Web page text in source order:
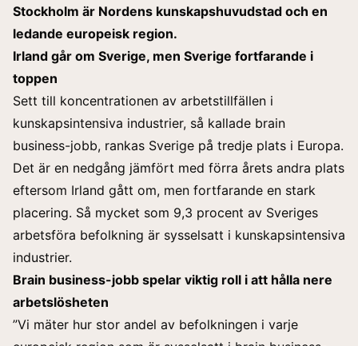
Stockholm är Nordens kunskapshuvudstad och en
ledande europeisk region.
Irland går om Sverige, men Sverige fortfarande i
toppen
Sett till koncentrationen av arbetstillfällen i
kunskapsintensiva industrier, så kallade brain
business-jobb, rankas Sverige på tredje plats i Europa.
Det är en nedgång jämfört med förra årets andra plats
eftersom Irland gått om, men fortfarande en stark
placering. Så mycket som 9,3 procent av Sveriges
arbetsföra befolkning är sysselsatt i kunskapsintensiva
industrier.
Brain business-jobb spelar viktig roll i att hålla nere
arbetslösheten
”Vi mäter hur stor andel av befolkningen i varje